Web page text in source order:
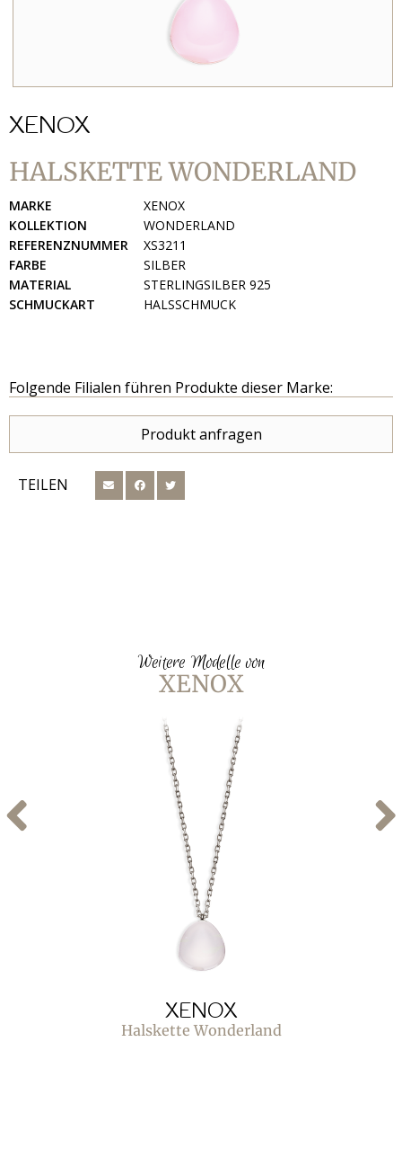
XENOX
HALSKETTE WONDERLAND
MARKE
XENOX
KOLLEKTION
WONDERLAND
REFERENZNUMMER
XS3211
FARBE
SILBER
MATERIAL
STERLINGSILBER 925
SCHMUCKART
HALSSCHMUCK
Folgende Filialen führen Produkte dieser Marke:
Produkt anfragen
TEILEN
Weitere Modelle von
XENOX
XENOX
Halskette Wonderland